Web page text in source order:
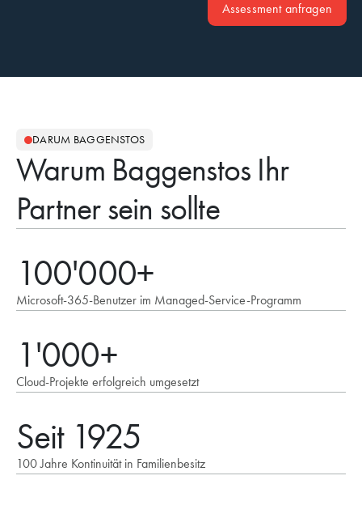
Assessment anfragen
DARUM BAGGENSTOS
Warum Baggenstos Ihr
Partner sein sollte
100'000+
Microsoft-365-Benutzer im Managed-Service-Programm
1'000+
Cloud-Projekte erfolgreich umgesetzt
Seit 1925
100 Jahre Kontinuität in Familienbesitz